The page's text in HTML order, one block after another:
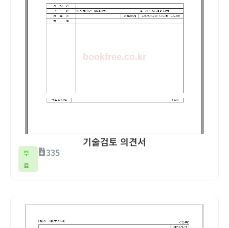
기술검토 의견서
무
료
335